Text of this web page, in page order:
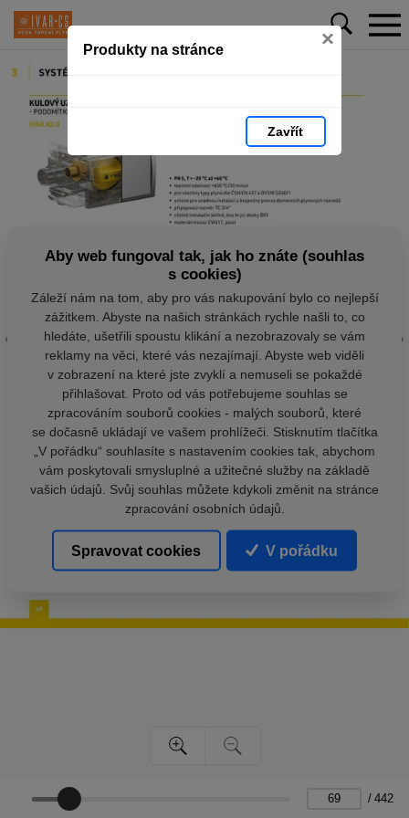
Produkty na stránce ×
Zavřít
/ 442
Aby web fungoval tak, jak ho znáte (souhlas
s cookies)
Záleží nám na tom, aby pro vás nakupování bylo co nejlepší
zážitkem. Abyste na našich stránkách rychle našli to, co
hledáte, ušetřili spoustu klikání a nezobrazovaly se vám
reklamy na věci, které vás nezajímají. Abyste web viděli
v zobrazení na které jste zvyklí a nemuseli se pokaždé
přihlašovat. Proto od vás potřebujeme souhlas se
zpracováním souborů cookies - malých souborů, které
se dočasně ukládají ve vašem prohlížeči. Stisknutím tlačítka
„V pořádku“ souhlasíte s nastavením cookies tak, abychom
vám poskytovali smysluplné a užitečné služby na základě
vašich údajů. Svůj souhlas můžete kdykoli změnit na stránce
zpracování osobních údajů.
Spravovat cookies V pořádku